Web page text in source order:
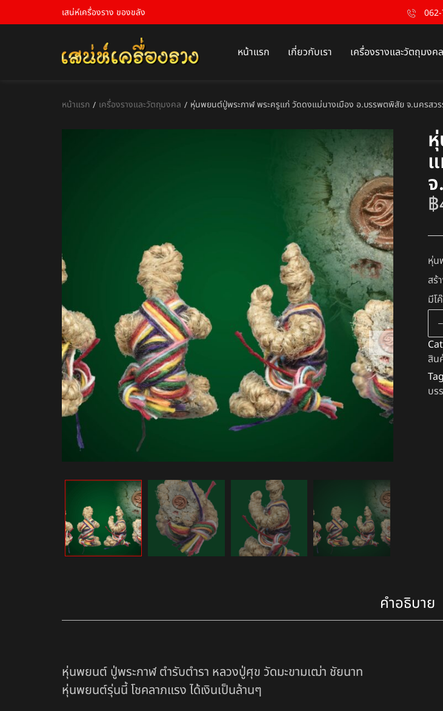
เสน่ห์เครื่องราง ของขลัง
หน้าแรก เกี่ยวกับเรา เครื่องรางและวัตถุมงคล
หน้าแรก / เครื่องรางและวัตถุมงคล / หุ่นพยนต์ปู่พระกาฬ พระครูแก่ วัดดงแม่นางเมือง อ.บรรพตพิสัย จ.นครสวร
฿
หุ่น
สร้
มีโ
สิน
บร
คำอธิบาย
หุ่นพยนต์ ปู่พระกาฬ ตำรับตำรา หลวงปู่ศุข วัดมะขามเฒ่า ชัยนาท
หุ่นพยนต์รุ่นนี้ โชคลาภแรง ได้เงินเป็นล้านๆ